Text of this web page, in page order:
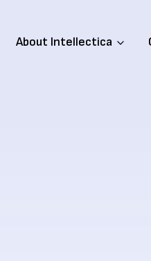
About Intellectica